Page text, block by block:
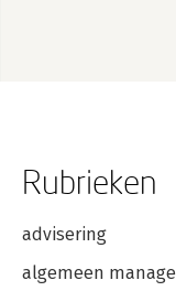
Rubrieken
advisering
algemeen